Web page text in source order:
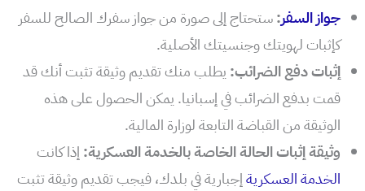
جواز السفر:ستحتاج إلى صورة من جواز سفرك الصالح للسفر
كإثبات لهويتك وجنسيتك الأصلية.
إثبات دفع الضرائب: يطلب منك تقديم وثيقة تثبت أنك قد
قمت بدفع الضرائب في إسبانيا. يمكن الحصول على هذه
الوثيقة من القباضة التابعة لوزارة المالية.
وثيقة إثبات الحالة الخاصة بالخدمة العسكرية: إذا كانت
الخدمة العسكريةإجبارية في بلدك، فيجب تقديم وثيقة تثبت